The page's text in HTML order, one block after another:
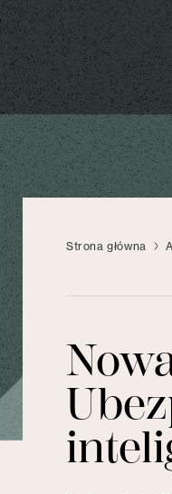
Strona główna